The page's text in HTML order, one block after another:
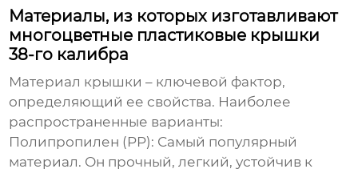
Материалы, из которых изготавливают
многоцветные пластиковые крышки
38-го калибра
Материал крышки – ключевой фактор,
определяющий ее свойства. Наиболее
распространенные варианты:
Полипропилен (PP): Самый популярный
материал. Он прочный, легкий, устойчив к